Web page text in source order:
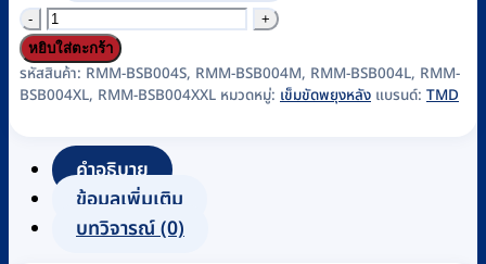
จำนวน
เข็มขัด
พยุง
หลัง-
(LS
Support)
แบบ
หยิบใส่ตะกร้า
รหัสสินค้า: RMM-BSB004S, RMM-BSB004M, RMM-BSB004L, RMM-
BSB004XL, RMM-BSB004XXL หมวดหมู่: เข็มขัดพยุงหลัง แบรนด์: TMD
คำอธิบาย
ข้อมูลเพิ่มเติม
บทวิจารณ์ (0)